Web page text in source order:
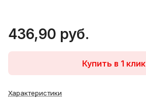
436,90 руб.
Купить в 1 клик
Характеристики